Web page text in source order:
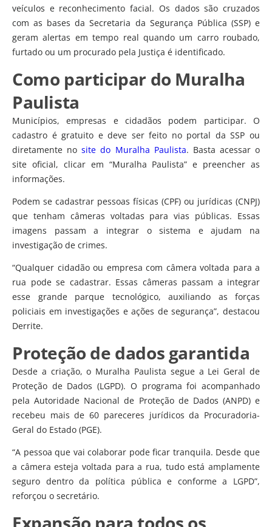
veículos e reconhecimento facial. Os dados são cruzados
com as bases da Secretaria da Segurança Pública (SSP) e
geram alertas em tempo real quando um carro roubado,
furtado ou um procurado pela Justiça é identificado.
Como participar do Muralha
Paulista
Municípios, empresas e cidadãos podem participar. O
cadastro é gratuito e deve ser feito no portal da SSP ou
diretamente nosite do Muralha Paulista. Basta acessar o
site oficial, clicar em “Muralha Paulista” e preencher as
informações.
Podem se cadastrar pessoas físicas (CPF) ou jurídicas (CNPJ)
que tenham câmeras voltadas para vias públicas. Essas
imagens passam a integrar o sistema e ajudam na
investigação de crimes.
“Qualquer cidadão ou empresa com câmera voltada para a
rua pode se cadastrar. Essas câmeras passam a integrar
esse grande parque tecnológico, auxiliando as forças
policiais em investigações e ações de segurança”, destacou
Derrite.
Proteção de dados garantida
Desde a criação, o Muralha Paulista segue a Lei Geral de
Proteção de Dados (LGPD). O programa foi acompanhado
pela Autoridade Nacional de Proteção de Dados (ANPD) e
recebeu mais de 60 pareceres jurídicos da Procuradoria-
Geral do Estado (PGE).
“A pessoa que vai colaborar pode ficar tranquila. Desde que
a câmera esteja voltada para a rua, tudo está amplamente
seguro dentro da política pública e conforme a LGPD”,
reforçou o secretário.